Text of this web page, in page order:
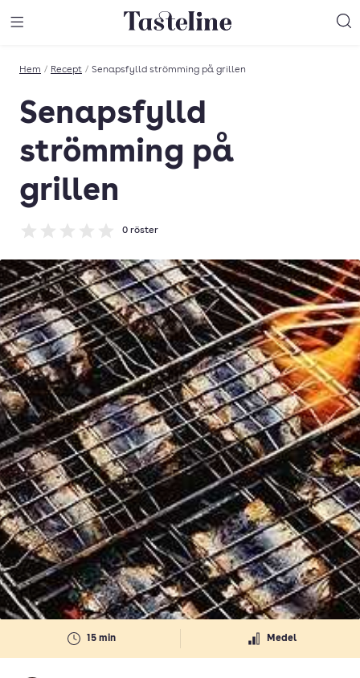
Till Tastelines startsida
Hem / Recept / Senapsfylld strömming på grillen
Senapsfylld
strömming på
grillen
Betyg: 0 av 5
0 röster
15 min Medel